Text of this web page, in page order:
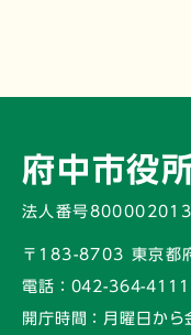
府中市役
法人番号
〒183-8703 東京都
電話： 042-364-4111
開庁時間： 月曜日から